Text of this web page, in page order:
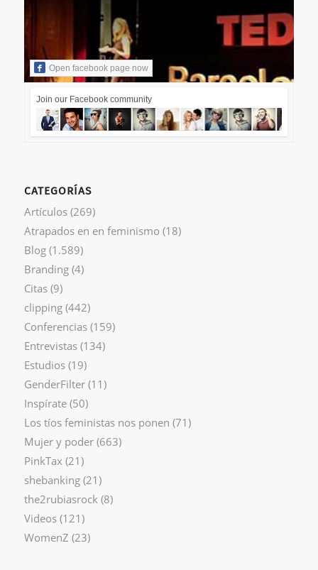
Open facebook page now
Join our Facebook community
CATEGORÍAS
Artículos(269)
Atrapados en en feminismo (18)
Blog(1.589)
Branding(4)
Citas(9)
clipping(442)
Conferencias(159)
Entrevistas(134)
Estudios(19)
GenderFilter(11)
Inspírate(50)
Los tíos feministas nos ponen (71)
Mujer y poder(663)
PinkTax (21)
shebanking(21)
the2rubiasrock (8)
Videos(121)
WomenZ (23)